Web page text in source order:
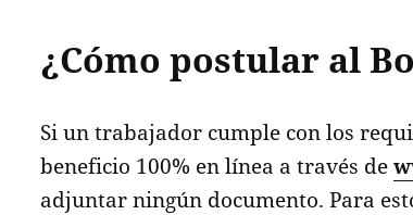
¿Cómo postular al
Si un trabajador cumple con los
beneficio 100% en línea a través de
adjuntar ningún documento. Para